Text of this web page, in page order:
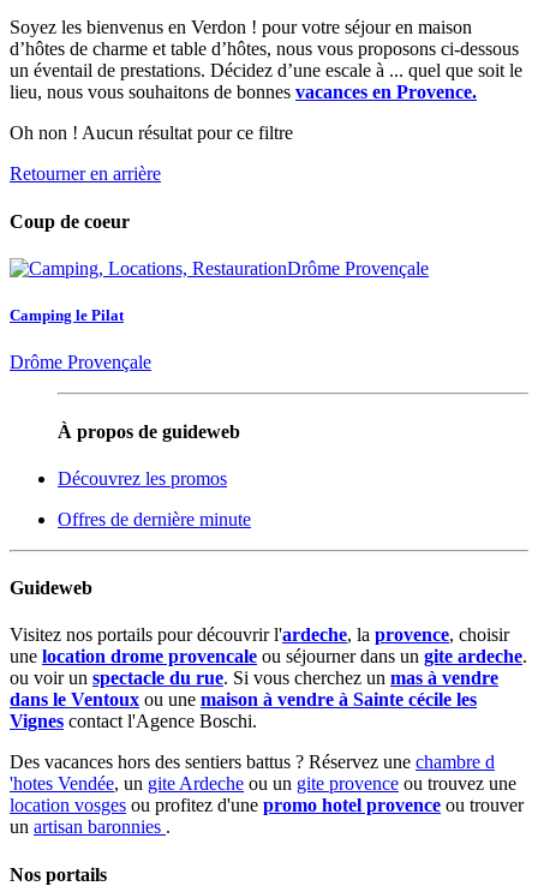
Soyez les bienvenus en Verdon ! pour votre séjour en maison
d’hôtes de charme et table d’hôtes, nous vous proposons ci-dessous
un éventail de prestations. Décidez d’une escale à ... quel que soit le
lieu, nous vous souhaitons de bonnes vacances en Provence.
Oh non ! Aucun résultat pour ce filtre
Retourner en arrière
Coup de coeur
Camping le Pilat
Drôme Provençale
À propos de guideweb
Découvrez les promos
Offres de dernière minute
Guideweb
Visitez nos portails pour découvrir l'ardeche, la provence, choisir
une location drome provencale ou séjourner dans un gite ardeche.
ou voir un spectacle du rue. Si vous cherchez un mas à vendre
dans le Ventoux ou une maison à vendre à Sainte cécile les
Vignes contact l'Agence Boschi.
Des vacances hors des sentiers battus ? Réservez une chambre d
'hotes Vendée, un gite Ardeche ou un gite provence ou trouvez une
location vosges ou profitez d'une promo hotel provence ou trouver
un artisan baronnies .
Nos portails